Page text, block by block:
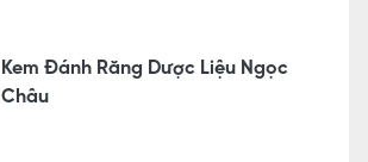
Kem Đánh Răng Dược Liệu Ngọc
Châu